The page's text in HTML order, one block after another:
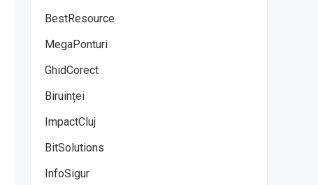
BestResource
MegaPonturi
GhidCorect
Biruinței
ImpactCluj
BitSolutions
InfoSigur